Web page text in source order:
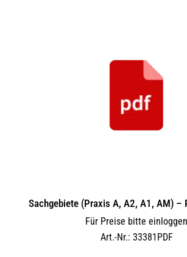
Sachgebiete (Praxis A, A2, A1, AM) –
Für Preise bitte einloggen
Art.-Nr.: 33381PDF